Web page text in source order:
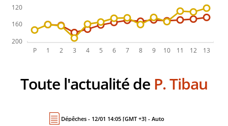
Toute l'actualité de P. Tibau
Dépêches - 12/01 14:05 [GMT +3] - Auto